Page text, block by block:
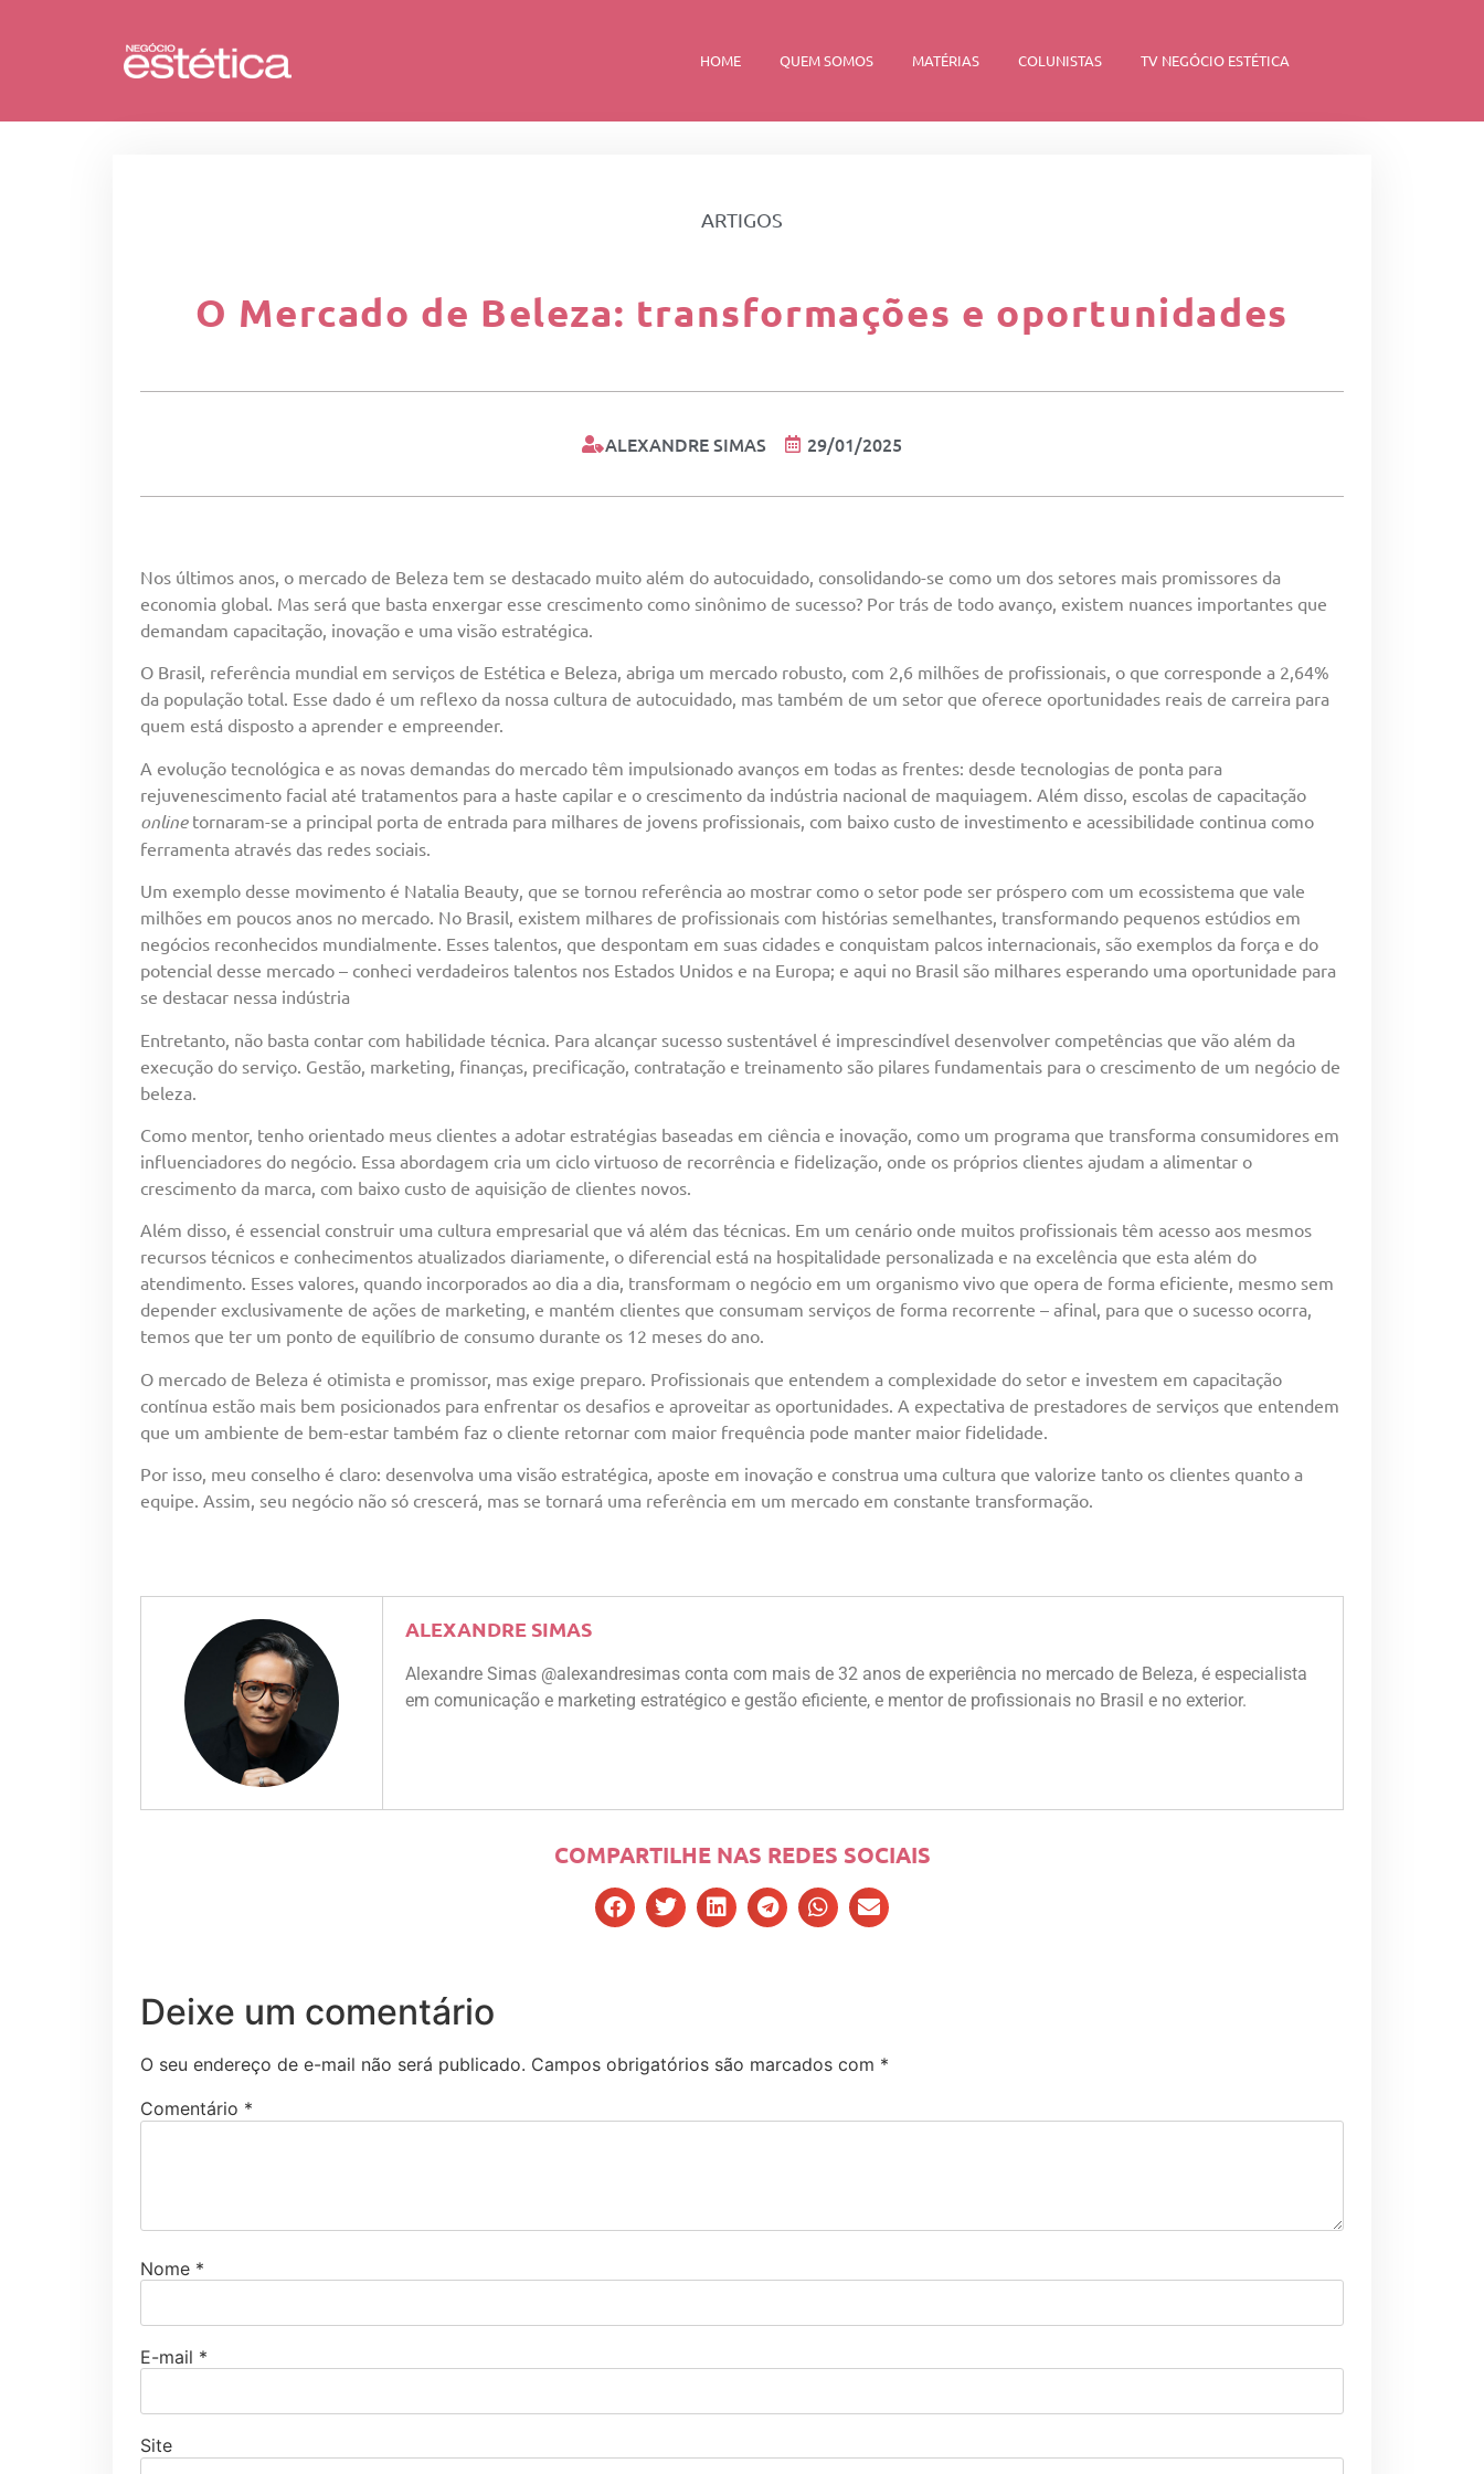
HOME QUEM SOMOS MATÉRIAS COLUNISTAS TV NEGÓCIO ESTÉTICA
ARTIGOS
O Mercado de Beleza: transformações e oportunidades
ALEXANDRE SIMAS 29/01/2025
Nos últimos anos, o mercado de Beleza tem se destacado muito além do autocuidado, consolidando-se como um dos setores mais promissores da
economia global. Mas será que basta enxergar esse crescimento como sinônimo de sucesso? Por trás de todo avanço, existem nuances importantes que
demandam capacitação, inovação e uma visão estratégica.
O Brasil, referência mundial em serviços de Estética e Beleza, abriga um mercado robusto, com 2,6 milhões de profissionais, o que corresponde a 2,64%
da população total. Esse dado é um reflexo da nossa cultura de autocuidado, mas também de um setor que oferece oportunidades reais de carreira para
quem está disposto a aprender e empreender.
A evolução tecnológica e as novas demandas do mercado têm impulsionado avanços em todas as frentes: desde tecnologias de ponta para
rejuvenescimento facial até tratamentos para a haste capilar e o crescimento da indústria nacional de maquiagem. Além disso, escolas de capacitação
onlinetornaram-se a principal porta de entrada para milhares de jovens profissionais, com baixo custo de investimento e acessibilidade continua como
ferramenta através das redes sociais.
Um exemplo desse movimento é Natalia Beauty, que se tornou referência ao mostrar como o setor pode ser próspero com um ecossistema que vale
milhões em poucos anos no mercado. No Brasil, existem milhares de profissionais com histórias semelhantes, transformando pequenos estúdios em
negócios reconhecidos mundialmente. Esses talentos, que despontam em suas cidades e conquistam palcos internacionais, são exemplos da força e do
potencial desse mercado – conheci verdadeiros talentos nos Estados Unidos e na Europa; e aqui no Brasil são milhares esperando uma oportunidade para
se destacar nessa indústria
Entretanto, não basta contar com habilidade técnica. Para alcançar sucesso sustentável é imprescindível desenvolver competências que vão além da
execução do serviço. Gestão, marketing, finanças, precificação, contratação e treinamento são pilares fundamentais para o crescimento de um negócio de
beleza.
Como mentor, tenho orientado meus clientes a adotar estratégias baseadas em ciência e inovação, como um programa que transforma consumidores em
influenciadores do negócio. Essa abordagem cria um ciclo virtuoso de recorrência e fidelização, onde os próprios clientes ajudam a alimentar o
crescimento da marca, com baixo custo de aquisição de clientes novos.
Além disso, é essencial construir uma cultura empresarial que vá além das técnicas. Em um cenário onde muitos profissionais têm acesso aos mesmos
recursos técnicos e conhecimentos atualizados diariamente, o diferencial está na hospitalidade personalizada e na excelência que esta além do
atendimento. Esses valores, quando incorporados ao dia a dia, transformam o negócio em um organismo vivo que opera de forma eficiente, mesmo sem
depender exclusivamente de ações de marketing, e mantém clientes que consumam serviços de forma recorrente – afinal, para que o sucesso ocorra,
temos que ter um ponto de equilíbrio de consumo durante os 12 meses do ano.
O mercado de Beleza é otimista e promissor, mas exige preparo. Profissionais que entendem a complexidade do setor e investem em capacitação
contínua estão mais bem posicionados para enfrentar os desafios e aproveitar as oportunidades. A expectativa de prestadores de serviços que entendem
que um ambiente de bem-estar também faz o cliente retornar com maior frequência pode manter maior fidelidade.
Por isso, meu conselho é claro: desenvolva uma visão estratégica, aposte em inovação e construa uma cultura que valorize tanto os clientes quanto a
equipe. Assim, seu negócio não só crescerá, mas se tornará uma referência em um mercado em constante transformação.
ALEXANDRE SIMAS
Alexandre Simas @alexandresimas conta com mais de 32 anos de experiência no mercado de Beleza, é especialista
em comunicação e marketing estratégico e gestão eficiente, e mentor de profissionais no Brasil e no exterior.
COMPARTILHE NAS REDES SOCIAIS
Deixe um comentário
O seu endereço de e-mail não será publicado. Campos obrigatórios são marcados com *
Comentário *
Nome *
E-mail *
Site